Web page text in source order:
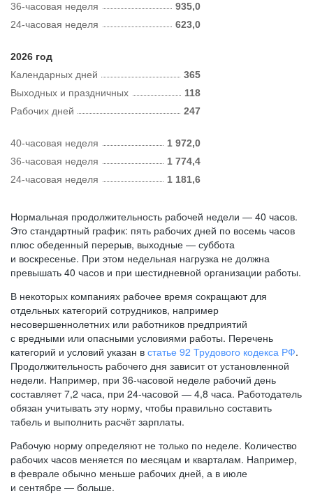
36-часовая неделя
935,0
24-часовая неделя
623,0
2026 год
Календарных дней
365
Рабочих дней 247
Выходных и праздничных 118
40-часовая неделя
1 972,0
36-часовая неделя
1 774,4
24-часовая неделя
1 181,6
Нормальная продолжительность рабочей недели — 40 часов.
Это стандартный график: пять рабочих дней по восемь часов
плюс обеденный перерыв, выходные — суббота
и воскресенье. При этом недельная нагрузка не должна
превышать 40 часов и при шестидневной организации работы.
В некоторых компаниях рабочее время сокращают для
отдельных категорий сотрудников, например
несовершеннолетних или работников предприятий
с вредными или опасными условиями работы. Перечень
категорий и условий указан в статье 92 Трудового кодекса РФ.
Продолжительность рабочего дня зависит от установленной
недели. Например, при 36-часовой неделе рабочий день
составляет 7,2 часа, при 24-часовой — 4,8 часа. Работодатель
обязан учитывать эту норму, чтобы правильно составить
табель и выполнить расчёт зарплаты.
Рабочую норму определяют не только по неделе. Количество
рабочих часов меняется по месяцам и кварталам. Например,
в феврале обычно меньше рабочих дней, а в июле
и сентябре — больше.